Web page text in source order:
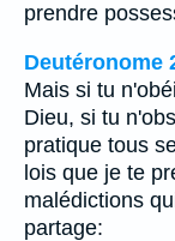
prendre
Deutéronome
Mais si tu
Dieu, si tu
pratique tous
lois que je te
malédictions
partage: